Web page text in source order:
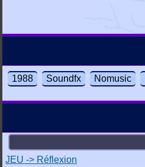
1988 Soundfx Nomusic
JEU -> Réflexion